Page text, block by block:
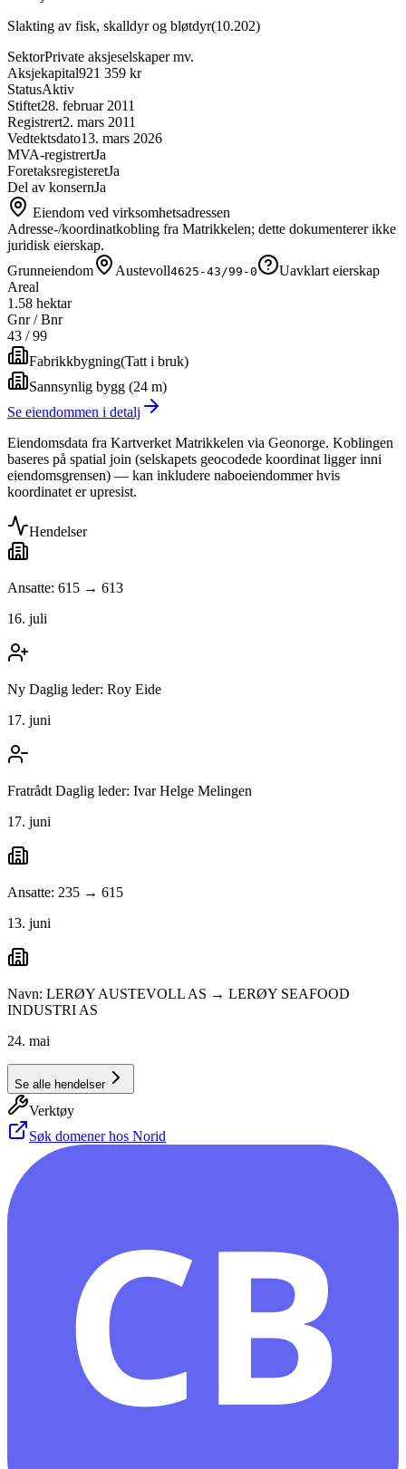
Slakting av fisk, skalldyr og bløtdyr(10.202)
SektorPrivate aksjeselskaper mv.
Aksjekapital921 359 kr
StatusAktiv
Stiftet28. februar 2011
Registrert2. mars 2011
Vedtektsdato13. mars 2026
MVA-registrertJa
ForetaksregisteretJa
Del av konsernJa
Eiendom ved virksomhetsadressen
Adresse-/koordinatkobling fra Matrikkelen; dette dokumenterer ikke
juridisk eierskap.
Grunneiendom
Austevoll4625-43/99-0
Uavklart eierskap
Areal
1.58 hektar
Gnr / Bnr
43 /99
Fabrikkbygning(Tatt i bruk)
Sannsynlig bygg (24 m)
Se eiendommen i detalj
Eiendomsdata fra Kartverket Matrikkelen via Geonorge. Koblingen
baseres på spatial join (selskapets geocodede koordinat ligger inni
eiendomsgrensen) — kan inkludere naboeiendommer hvis
koordinatet er upresist.
Hendelser
Ansatte: 615 → 613
16. juli
Ny Daglig leder: Roy Eide
17. juni
Fratrådt Daglig leder: Ivar Helge Melingen
17. juni
Ansatte: 235 → 615
13. juni
Navn: LERØY AUSTEVOLL AS → LERØY SEAFOOD
INDUSTRI AS
24. mai
Se alle hendelser
Verktøy
Søk domener hos Norid
CB